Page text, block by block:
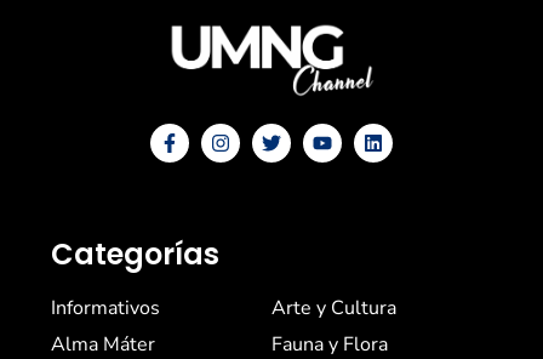
Categorías
Informativos
Alma Máter
Arte y Cultura
Fauna y Flora